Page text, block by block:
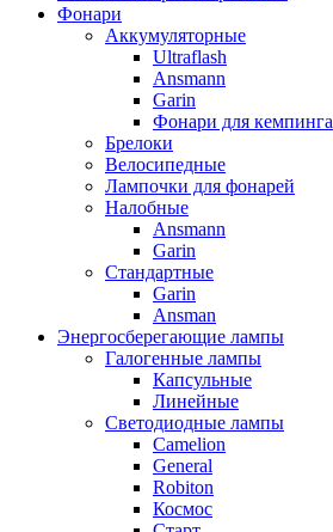
Фонари
Аккумуляторные
Ultraflash
Ansmann
Garin
Фонари для кемпинга
Брелоки
Велосипедные
Лампочки для фонарей
Налобные
Ansmann
Garin
Стандартные
Garin
Ansman
Энергосберегающие лампы
Галогенные лампы
Капсульные
Линейные
Светодиодные лампы
Camelion
General
Robiton
Космос